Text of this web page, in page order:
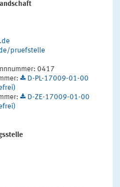
pruefstelle
0417
D-PL-17009-01-00
D-ZE-17009-01-00